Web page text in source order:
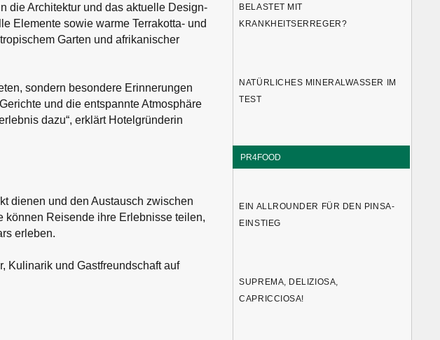
die Architektur und das aktuelle Design-
Elemente sowie warme Terrakotta- und
Garten und afrikanischer
sondern besondere Erinnerungen
und die entspannte Atmosphäre
dazu“, erklärt Hotelgründerin
dienen und den Austausch zwischen
können Reisende ihre Erlebnisse teilen,
erleben.
Kulinarik und Gastfreundschaft auf
BELASTET MIT
KRANKHEITSERREGER?
NATÜRLICHES MINERALWASSER IM
TEST
PR4FOOD
EIN ALLROUNDER FÜR DEN PINSA-
EINSTIEG
SUPREMA, DELIZIOSA,
CAPRICCIOSA!